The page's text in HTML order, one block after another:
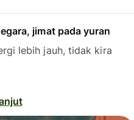
jimat pada yuran
lebih jauh, tidak kira